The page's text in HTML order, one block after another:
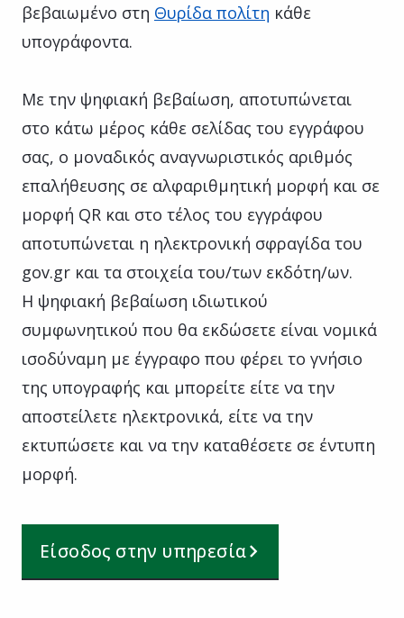
βεβαιωμένο στη Θυρίδα πολίτη κάθε
υπογράφοντα.
Με την ψηφιακή βεβαίωση, αποτυπώνεται
στο κάτω μέρος κάθε σελίδας του εγγράφου
σας, ο μοναδικός αναγνωριστικός αριθμός
επαλήθευσης σε αλφαριθμητική μορφή και σε
μορφή QR και στο τέλος του εγγράφου
αποτυπώνεται η ηλεκτρονική σφραγίδα του
gov.gr και τα στοιχεία του/των εκδότη/ων.
Η ψηφιακή βεβαίωση ιδιωτικού
συμφωνητικού που θα εκδώσετε είναι νομικά
ισοδύναμη με έγγραφο που φέρει το γνήσιο
της υπογραφής και μπορείτε είτε να την
αποστείλετε ηλεκτρονικά, είτε να την
εκτυπώσετε και να την καταθέσετε σε έντυπη
μορφή.
Είσοδος στην υπηρεσία